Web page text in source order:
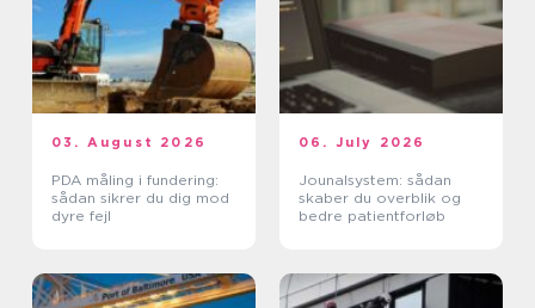
03. August 2026
PDA måling i fundering:
sådan sikrer du dig mod
dyre fejl
06. July 2026
Jounalsystem: sådan
skaber du overblik og
bedre patientforløb